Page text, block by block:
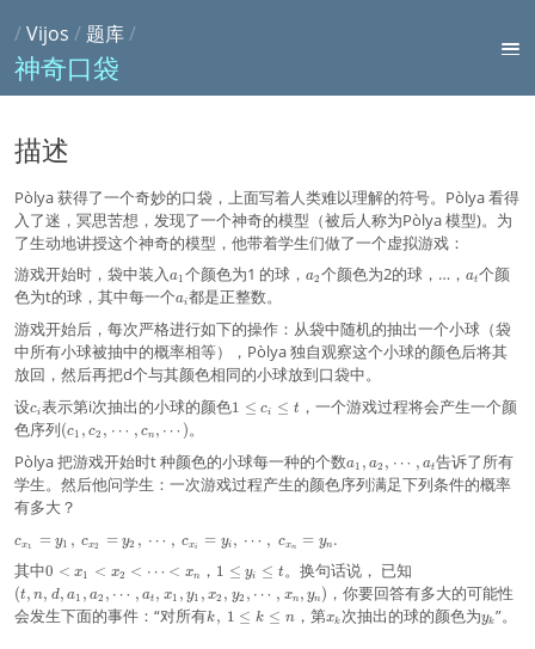
/Vijos / 题库/
神奇口袋
描述
Pòlya 获得了一个奇妙的口袋，上面写着人类难以理解的符号。Pòlya 看得
入了迷，冥思苦想，发现了一个神奇的模型（被后人称为Pòlya 模型)。为
了生动地讲授这个神奇的模型，他带着学生们做了一个虚拟游戏：
游戏开始时，袋中装入a
_
1
a1 个颜色为1 的球，a
a2 个颜色为2的球，…，a
at个颜
色为t的球，其中每一个a
i
ai都是正整数。
游戏开始后，每次严格进行如下的操作：从袋中随机的抽出一个小球（袋
中所有小球被抽中的概率相等），Pòlya 独自观察这个小球的颜色后将其
放回，然后再把d个与其颜色相同的小球放到口袋中。
设c
_
i
ci表示第i次抽出的小球的颜色1
e
c
_
l
e
t
1 ≤ ci ≤ t，一个游戏过程将会产生一个颜
色序列(
c
_
1
,
c
_
2
,
\
c
d
(c1 , c2 , ⋯ , cn , ⋯ )。
Pòlya 把游戏开始时t 种颜色的小球每一种的个数a
_
1
2
,
\
c
a1 , a2 , ⋯ , at告诉了所有
学生。然后他问学生：一次游戏过程产生的颜色序列满足下列条件的概率
有多大？
c
_
{
x
_
1
cx1 = y1 , cx2 = y2 , ⋯ , cxi = yi , ⋯ , cxn = yn .
其中0
<
x
_
0 < x1 < x2 < ⋯ < xn ， 1
l
e
1 ≤ yi ≤ t。换句话说， 已知
t
,
n
(t, n, d, a1 , a2 , ⋯ , at , x1 , y1 , x2 , y2 , ⋯ , xn , yn ) ，你要回答有多大的可能性
会发生下面的事件：“对所有k
k, 1 ≤ k ≤ n，第x
xk 次抽出的球的颜色为y
_
yk”。